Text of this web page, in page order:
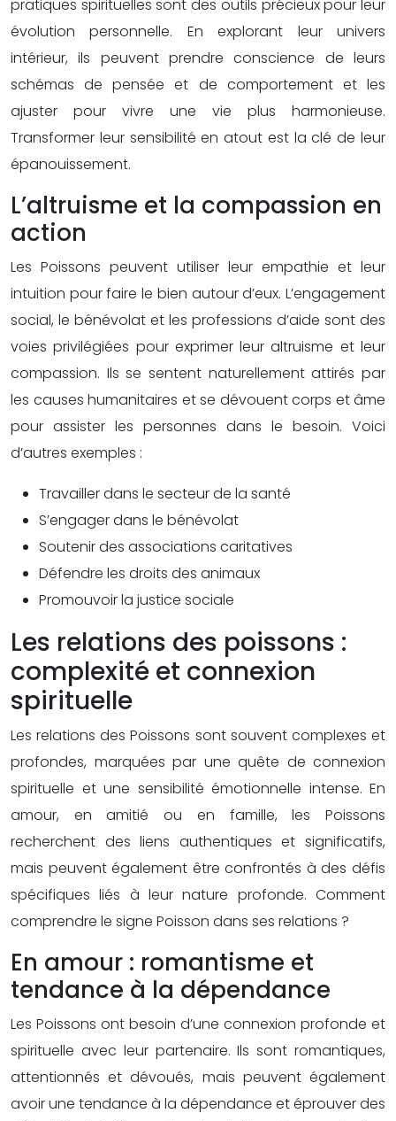
pratiques spirituelles sont des outils précieux pour leur
évolution personnelle. En explorant leur univers
intérieur, ils peuvent prendre conscience de leurs
schémas de pensée et de comportement et les
ajuster pour vivre une vie plus harmonieuse.
Transformer leur sensibilité en atout est la clé de leur
épanouissement.
L’altruisme et la compassion en
action
Les Poissons peuvent utiliser leur empathie et leur
intuition pour faire le bien autour d’eux. L’engagement
social, le bénévolat et les professions d’aide sont des
voies privilégiées pour exprimer leur altruisme et leur
compassion. Ils se sentent naturellement attirés par
les causes humanitaires et se dévouent corps et âme
pour assister les personnes dans le besoin. Voici
d’autres exemples :
Travailler dans le secteur de la santé
S’engager dans le bénévolat
Soutenir des associations caritatives
Défendre les droits des animaux
Promouvoir la justice sociale
Les relations des poissons :
complexité et connexion
spirituelle
Les relations des Poissons sont souvent complexes et
profondes, marquées par une quête de connexion
spirituelle et une sensibilité émotionnelle intense. En
amour, en amitié ou en famille, les Poissons
recherchent des liens authentiques et significatifs,
mais peuvent également être confrontés à des défis
spécifiques liés à leur nature profonde. Comment
comprendre le signe Poisson dans ses relations ?
En amour : romantisme et
tendance à la dépendance
Les Poissons ont besoin d’une connexion profonde et
spirituelle avec leur partenaire. Ils sont romantiques,
attentionnés et dévoués, mais peuvent également
avoir une tendance à la dépendance et éprouver des